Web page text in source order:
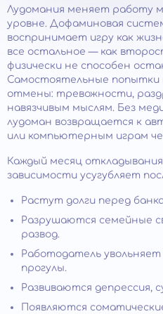
Лудомания меняет работу
уровне. Дофаминовая
воспринимает игру как
все остальное — как
физически не способен
Самостоятельные попытки
отмены: тревожности,
навязчивым мыслям. Без
лудоман возвращается к
или компьютерным играм
Каждый месяц
зависимости усугубляет
Растут долги перед
Разрушаются семейные
развод.
Работодатель
прогулы.
Развиваются депрессия,
Появляются